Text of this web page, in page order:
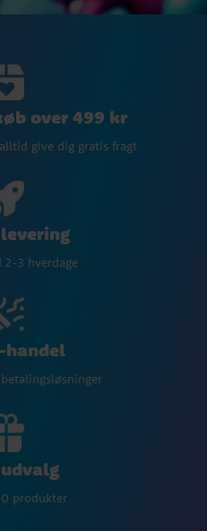
over 499 kr
give dig gratis fragt
2-3 hverdage
handel
produkter